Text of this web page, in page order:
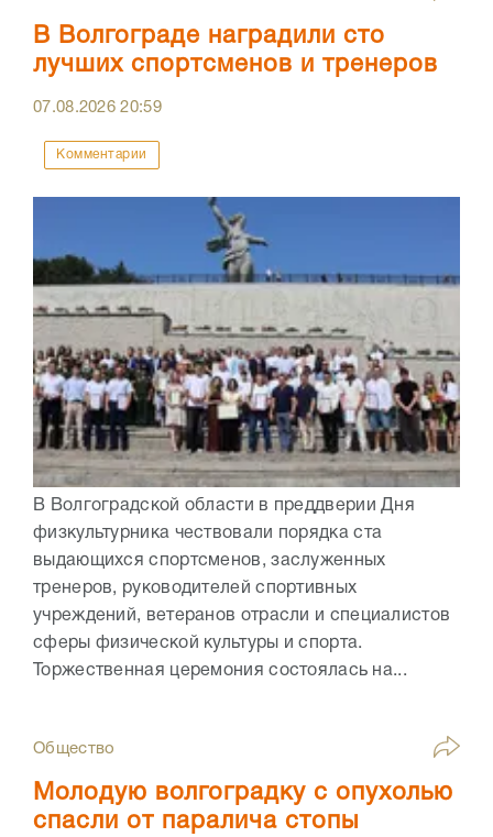
В Волгограде наградили сто
лучших спортсменов и тренеров
07.08.202620:59
Комментарии
В Волгоградской области в преддверии Дня
физкультурника чествовали порядка ста
выдающихся спортсменов, заслуженных
тренеров, руководителей спортивных
учреждений, ветеранов отрасли и специалистов
сферы физической культуры и спорта.
Торжественная церемония состоялась на...
Общество
Молодую волгоградку с опухолью
спасли от паралича стопы